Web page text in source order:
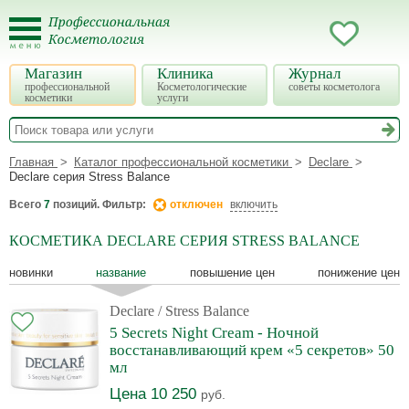
Магазин
профессиональной
косметики
Клиника
Косметологические
услуги
Журнал
советы косметолога
Главная Каталог профессиональной косметики
Declare
Declare серия Stress Balance
Всего 7 позиций. Фильтр: отключен включить
КОСМЕТИКА DECLARE СЕРИЯ STRESS BALANCE
новинки название повышение цен понижение цен
Declare / Stress Balance
5 Secrets Night Cream - Ночной
восстанавливающий крем «5 секретов» 50
мл
Цена 10 250 руб.